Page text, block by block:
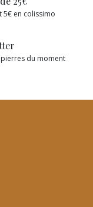
5€ en colissimo
du moment